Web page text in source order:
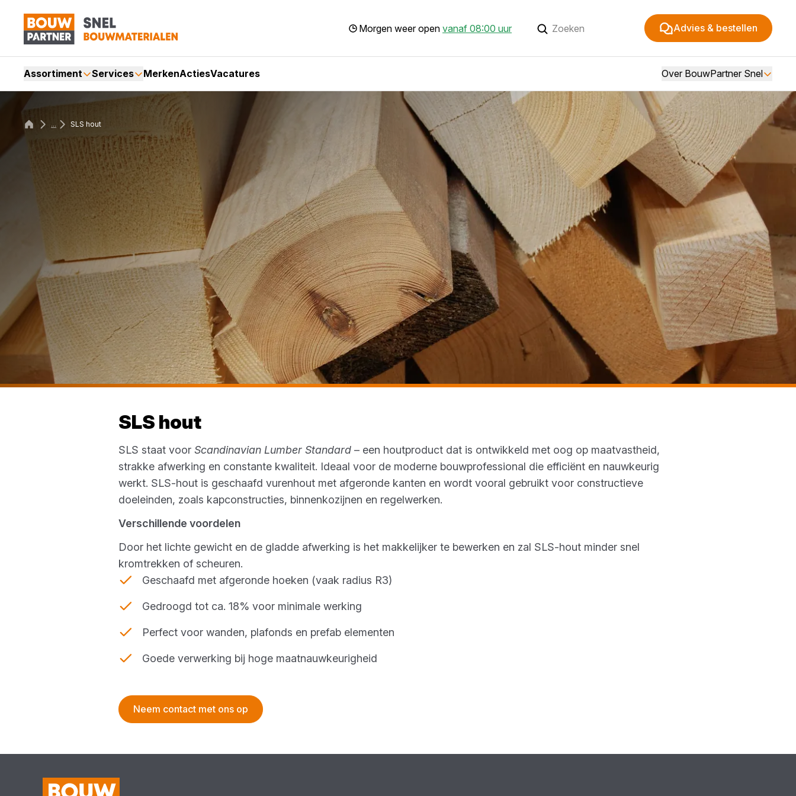
Morgen weer open vanaf 08:00 uur Advies & bestellen
Assortiment Services MerkenActiesVacatures Over BouwPartner Snel
... SLS hout
SLS hout
SLS staat voor Scandinavian Lumber Standard – een houtproduct dat is ontwikkeld met oog op maatvastheid,
strakke afwerking en constante kwaliteit. Ideaal voor de moderne bouwprofessional die efficiënt en nauwkeurig
werkt. SLS-hout is geschaafd vurenhout met afgeronde kanten en wordt vooral gebruikt voor constructieve
doeleinden, zoals kapconstructies, binnenkozijnen en regelwerken.
Verschillende voordelen
Door het lichte gewicht en de gladde afwerking is het makkelijker te bewerken en zal SLS-hout minder snel
kromtrekken of scheuren.
Geschaafd met afgeronde hoeken (vaak radius R3)
Gedroogd tot ca. 18% voor minimale werking
Perfect voor wanden, plafonds en prefab elementen
Goede verwerking bij hoge maatnauwkeurigheid
Neem contact met ons op